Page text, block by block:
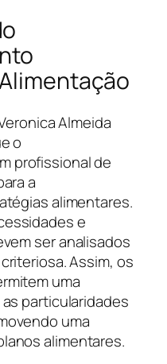
Almeida
o
profissional de
a
alimentares.
e
ser analisados
Assim, os
uma
particularidades
uma
alimentares.